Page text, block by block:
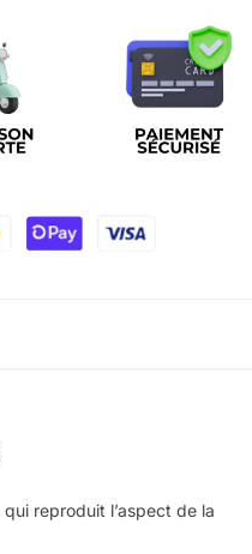
qui reproduit l’aspect de la